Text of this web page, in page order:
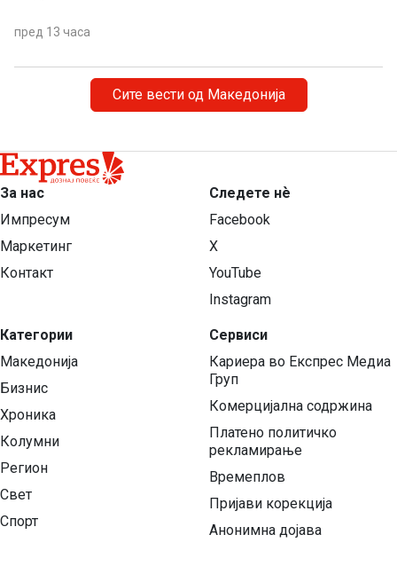
пред 13 часа
Сите вести од Македонија
За нас
Импресум
Маркетинг
Контакт
Категории
Македонија
Бизнис
Хроника
Колумни
Регион
Свет
Спорт
Следете нѐ
Facebook
X
YouTube
Instagram
Сервиси
Кариера во Експрес Медиа
Груп
Комерцијална содржина
Платено политичко
рекламирање
Времеплов
Пријави корекција
Анонимна дојава